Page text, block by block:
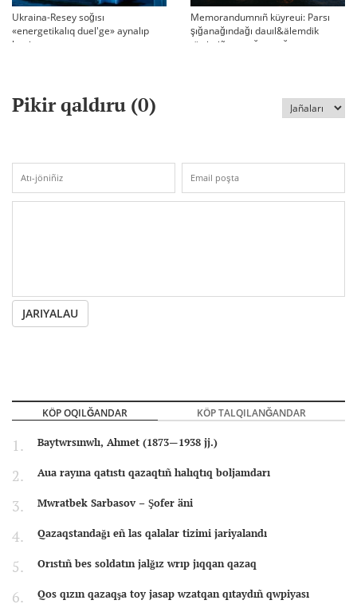
Ukraina-Resey soğısı
«energetikalıq duel'ge» aynalıp
ketti
Memorandumnıñ küyreui: Parsı
şığanağındağı dauıl&älemdik
tärtiptiñ sın sağatı soğıp twr
Pikir qaldıru (0)
JARIYALAU
KÖP OQILĞANDAR KÖP TALQILANĞANDAR
Baytwrsınwlı, Ahmet (1873—1938 jj.)
Aua rayına qatıstı qazaqtıñ halıqtıq boljamdarı
Mwratbek Sarbasov – Şofer äni
Qazaqstandağı eñ las qalalar tizimi jariyalandı
Orıstıñ bes soldatın jalğız wrıp jıqqan qazaq
Qos qızın qazaqşa toy jasap wzatqan qıtaydıñ qwpiyası